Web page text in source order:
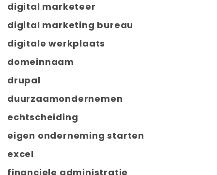
digital marketeer
digital marketing bureau
digitale werkplaats
domeinnaam
drupal
duurzaamondernemen
echtscheiding
eigen onderneming starten
excel
financiele administratie